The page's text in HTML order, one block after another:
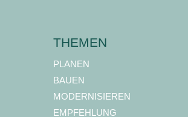
THEMEN
PLANEN
BAUEN
MODERNISIEREN
EMPFEHLUNG